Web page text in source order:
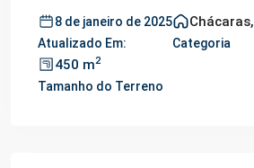
8 de janeiro de 2025
Atualizado Em:
Chácaras,
Categoria
450 m2
Tamanho do Terreno